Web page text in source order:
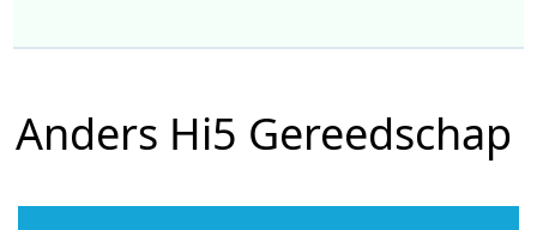
Anders Hi5 Gereedschap